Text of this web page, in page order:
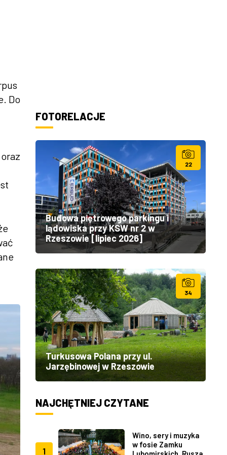
Do
FOTORELACJE
22
Budowa piętrowego parkingu i
lądowiska przy KSW nr 2 w
Rzeszowie [lipiec 2026]
34
Turkusowa Polana przy ul.
Jarzębinowej w Rzeszowie
NAJCHĘTNIEJ CZYTANE
1
Wino, sery i muzyka
w fosie Zamku